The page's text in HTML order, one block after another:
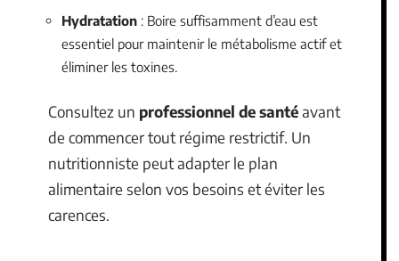
Hydratation : Boire suffisamment d’eau est
essentiel pour maintenir le métabolisme actif et
éliminer les toxines.
Consultez un professionnel de santéavant
de commencer tout régime restrictif. Un
nutritionniste peut adapter le plan
alimentaire selon vos besoins et éviter les
carences.